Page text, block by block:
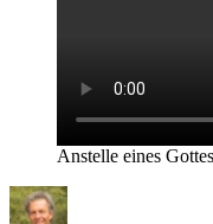
Anstelle eines
Autor